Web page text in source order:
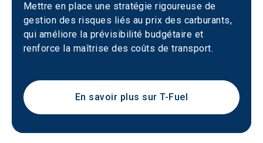
Mettre en place une stratégie rigoureuse de
gestion des risques liés au prix des carburants,
qui améliore la prévisibilité budgétaire et
renforce la maîtrise des coûts de transport.
En savoir plus sur T-Fuel